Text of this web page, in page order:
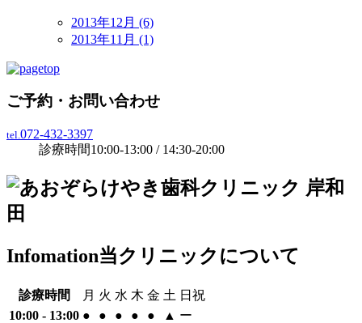
2013年12月 (6)
2013年11月 (1)
ご予約・お問い合わせ
tel.072-432-3397
診療時間10:00-13:00 / 14:30-20:00
Infomation当クリニックについて
診療時間 月 火 水 木 金 土 日祝
10:00 - 13:00 ● ● ● ● ● ▲ ー